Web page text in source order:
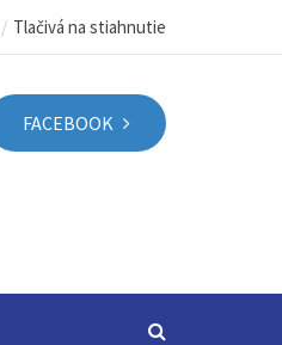
Tlačivá na stiahnutie
FACEBOOK